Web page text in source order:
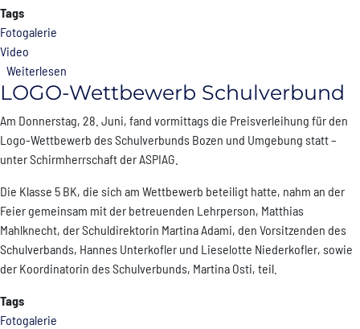
Tags
Fotogalerie
Video
Weiterlesen
LOGO-Wettbewerb Schulverbund
Am Donnerstag, 28. Juni, fand vormittags die Preisverleihung für den
Logo-Wettbewerb des Schulverbunds Bozen und Umgebung statt –
unter Schirmherrschaft der ASPIAG.
Die Klasse 5 BK, die sich am Wettbewerb beteiligt hatte, nahm an der
Feier gemeinsam mit der betreuenden Lehrperson, Matthias
Mahlknecht, der Schuldirektorin Martina Adami, den Vorsitzenden des
Schulverbands, Hannes Unterkofler und Lieselotte Niederkofler, sowie
der Koordinatorin des Schulverbunds, Martina Osti, teil.
Tags
Fotogalerie